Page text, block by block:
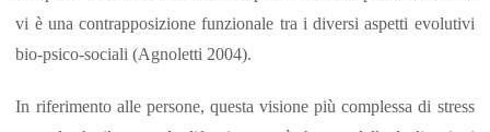
vi è una contrapposizione funzionale tra i diversi aspetti evolutivi
bio-psico-sociali (Agnoletti 2004).
In riferimento alle persone, questa visione più complessa di stress